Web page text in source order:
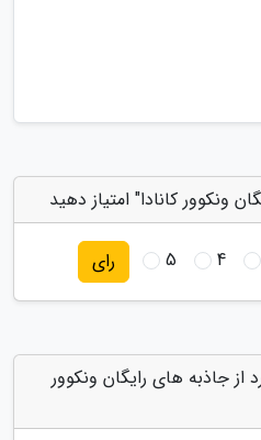
4
5 رای
های مرتبط با "13 مورد از جاذبه های رایگان ونکوور